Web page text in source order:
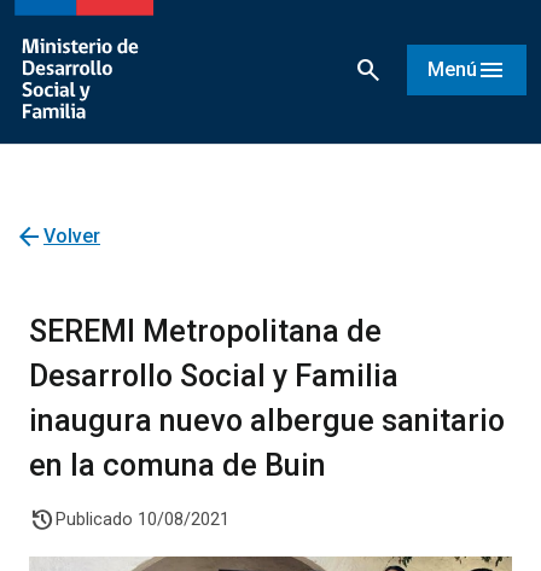
search Menú menu
arrow_back Volver
SEREMI Metropolitana de
Desarrollo Social y Familia
inaugura nuevo albergue sanitario
en la comuna de Buin
history Publicado 10/08/2021